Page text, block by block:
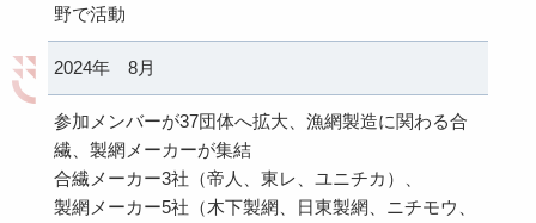
野で活動
2024年 8月
参加メンバーが37団体へ拡大、漁網製造に関わる合
繊、製網メーカーが集結
合繊メーカー3社（帝人、東レ、ユニチカ）、
製網メーカー5社（木下製網、日東製網、ニチモウ、